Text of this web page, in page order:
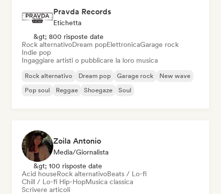
Pravda Records
Etichetta
&gt; 800 risposte date
Rock alternativoDream popElettronicaGarage rock
Indie pop
Ingaggiare artisti o pubblicare la loro musica
Rock alternativo Dream pop Garage rock
New wave
Pop soul
Reggae Shoegaze Soul
Zoila Antonio
Media/Giornalista
&gt; 100 risposte date
Acid houseRock alternativoBeats / Lo-fi
Chill / Lo-fi Hip-HopMusica classica
Scrivere articoli